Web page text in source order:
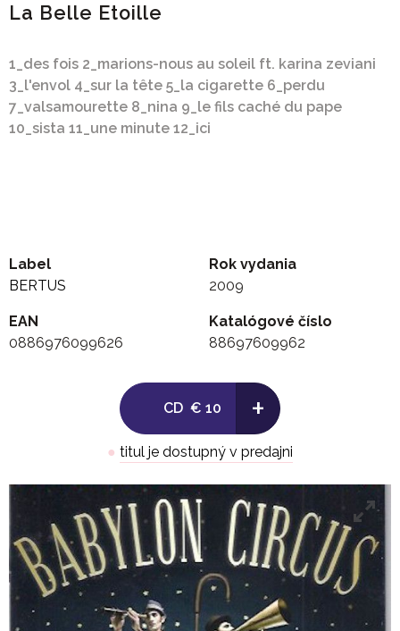
La Belle Etoille
1_des fois 2_marions-nous au soleil ft. karina zeviani
3_l'envol 4_sur la tête 5_la cigarette 6_perdu
7_valsamourette 8_nina 9_le fils caché du pape
10_sista 11_une minute 12_ici
Label
BERTUS
Rok vydania
2009
EAN
0886976099626
Katalógové číslo
88697609962
CD € 10 +
● titul je dostupný v predajni